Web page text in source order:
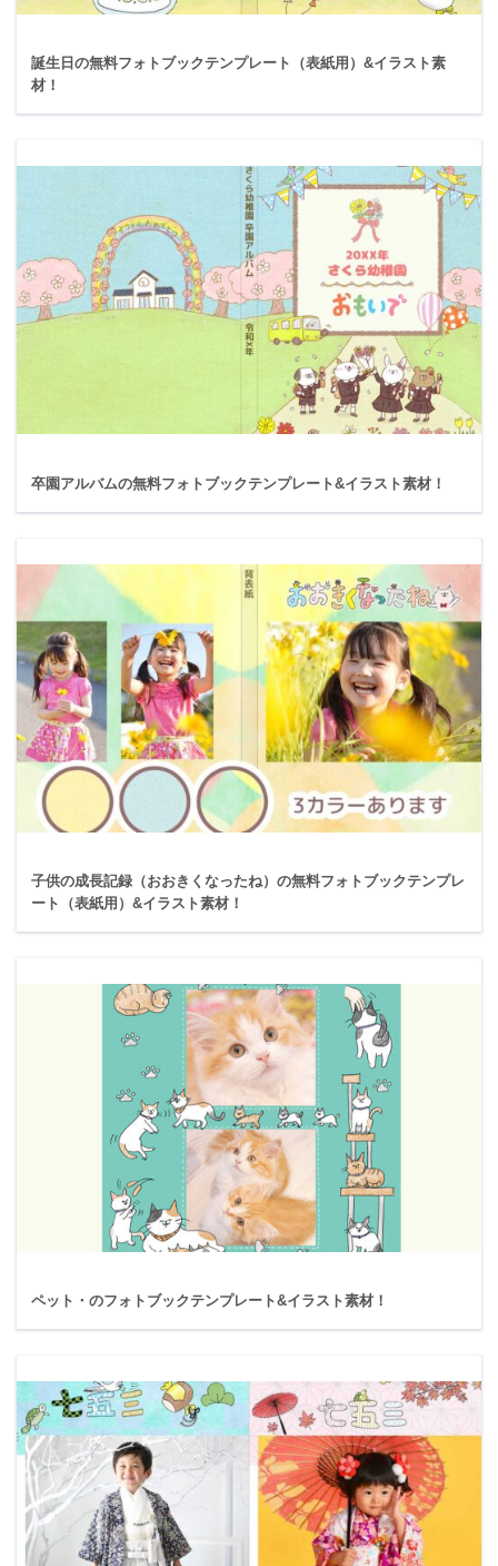
誕生日の無料フォトブックテンプレート（表紙用）&イラスト素
材！
卒園アルバムの無料フォトブックテンプレート&イラスト素材！
子供の成長記録（おおきくなったね）の無料フォトブックテンプレ
ート（表紙用）&イラスト素材！
ペット・のフォトブックテンプレート&イラスト素材！